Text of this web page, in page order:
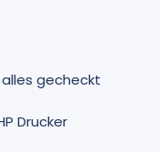
alles gecheckt
Drucker